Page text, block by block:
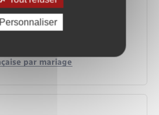
par décret
française de
par mariage
Personnaliser